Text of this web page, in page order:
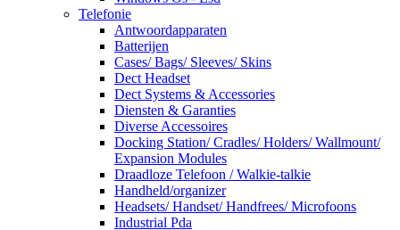
Telefonie
Antwoordapparaten
Batterijen
Cases/ Bags/ Sleeves/ Skins
Dect Headset
Dect Systems & Accessories
Diensten & Garanties
Diverse Accessoires
Docking Station/ Cradles/ Holders/ Wallmount/
Expansion Modules
Draadloze Telefoon / Walkie-talkie
Handheld/organizer
Headsets/ Handset/ Handfrees/ Microfoons
Industrial Pda